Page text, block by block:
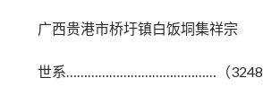
广西贵港市桥圩镇白饭垌集祥宗
世系……………………………………（3248